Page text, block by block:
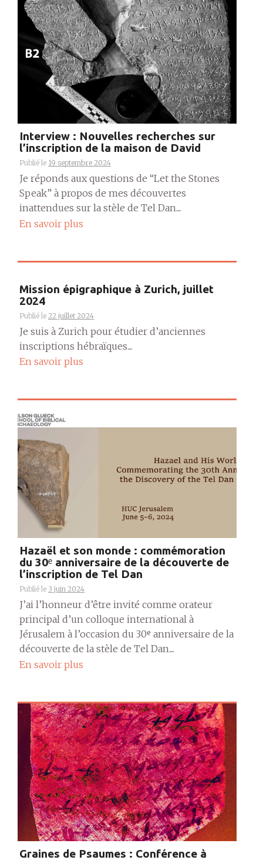
Interview : Nouvelles recherches sur
l’inscription de la maison de David
Publié le 19 septembre 2024
Je réponds aux questions de “Let the Stones
Speak” à propos de mes découvertes
inattendues sur la stèle de Tel Dan....
En savoir plus
Mission épigraphique à Zurich, juillet
2024
Publié le 22 juillet 2024
Je suis à Zurich pour étudier d’anciennes
inscriptions hébraïques....
En savoir plus
Hazaël et son monde : commémoration
du 30ᵉ anniversaire de la découverte de
l’inscription de Tel Dan
Publié le 3 juin 2024
J’ai l’honneur d’être invité comme orateur
principal d’un colloque international à
Jérusalem à l’occasion du 30ᵉ anniversaire de la
découverte de la stèle de Tel Dan....
En savoir plus
Graines de Psaumes : Conférence à